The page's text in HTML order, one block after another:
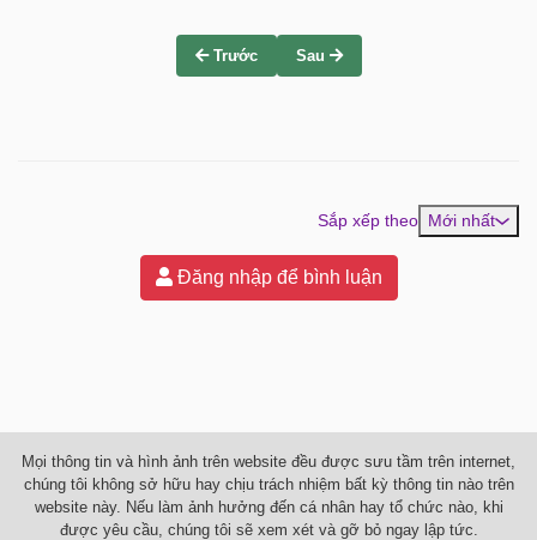
Trước Sau
Sắp xếp theo Mới nhất
Đăng nhập để bình luận
Mọi thông tin và hình ảnh trên website đều được sưu tầm trên internet,
chúng tôi không sở hữu hay chịu trách nhiệm bất kỳ thông tin nào trên
website này. Nếu làm ảnh hưởng đến cá nhân hay tổ chức nào, khi
được yêu cầu, chúng tôi sẽ xem xét và gỡ bỏ ngay lập tức.